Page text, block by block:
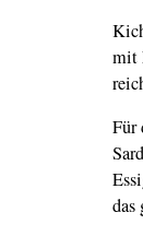
mit
Für
das